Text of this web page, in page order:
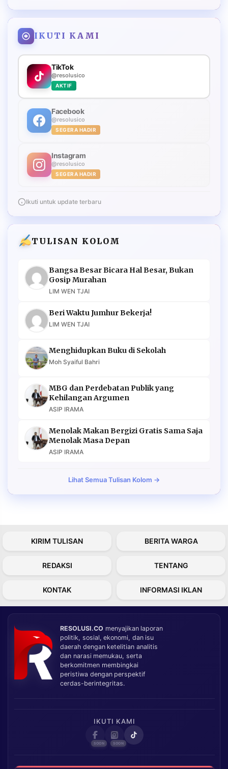
IKUTI KAMI
TikTok
@resolusico
AKTIF
Facebook
@resolusico
SEGERA HADIR
Instagram
@resolusico
SEGERA HADIR
Ikuti untuk update terbaru
TULISAN KOLOM
Bangsa Besar Bicara Hal Besar, Bukan
Gosip Murahan
LIM WEN TJAI
Beri Waktu Jumhur Bekerja!
LIM WEN TJAI
Menghidupkan Buku di Sekolah
Moh Syaiful Bahri
MBG dan Perdebatan Publik yang
Kehilangan Argumen
ASIP IRAMA
Menolak Makan Bergizi Gratis Sama Saja
Menolak Masa Depan
ASIP IRAMA
Lihat Semua Tulisan Kolom →
KIRIM TULISAN BERITA WARGA
REDAKSI TENTANG
KONTAK INFORMASI IKLAN
RESOLUSI.CO menyajikan laporan
politik, sosial, ekonomi, dan isu
daerah dengan ketelitian analitis
dan narasi memukau, serta
berkomitmen membingkai
peristiwa dengan perspektif
cerdas-berintegritas.
IKUTI KAMI